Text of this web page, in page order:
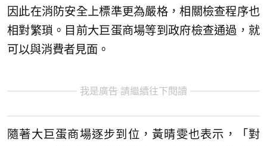
因此在消防安全上標準更為嚴格，相關檢查程序也
相對繁瑣。目前大巨蛋商場等到政府檢查通過，就
可以與消費者見面。
我是廣告 請繼續往下閱讀
隨著大巨蛋商場逐步到位，黃晴雯也表示，「對